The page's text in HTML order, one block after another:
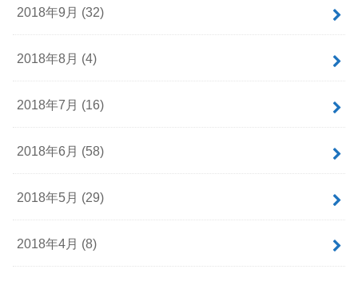
2018年9月 (32)
2018年8月 (4)
2018年7月 (16)
2018年6月 (58)
2018年5月 (29)
2018年4月 (8)